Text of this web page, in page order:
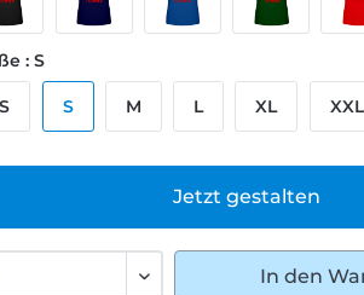
Jetzt gestalten
: S
S M L XL XXL
In den